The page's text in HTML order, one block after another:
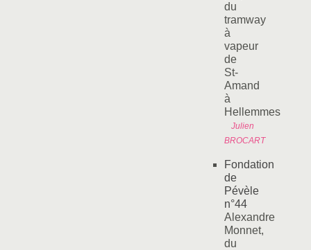
du
tramway
à
vapeur
de
St-
Amand
à
Hellemmes
Julien
BROCART
Fondation
de
Pévèle
n°44
Alexandre
Monnet,
du